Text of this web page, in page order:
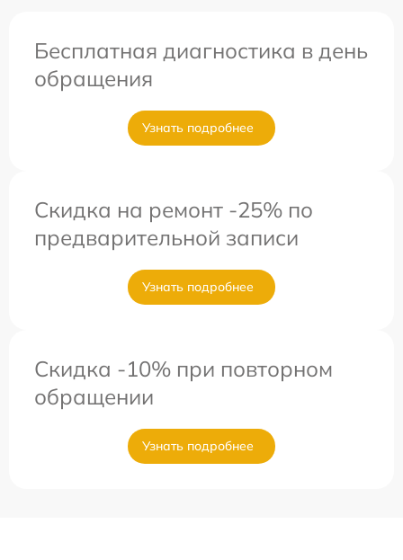
Бесплатная диагностика в день
обращения
Узнать подробнее
Скидка на ремонт -25% по
предварительной записи
Узнать подробнее
Скидка -10% при повторном
обращении
Узнать подробнее